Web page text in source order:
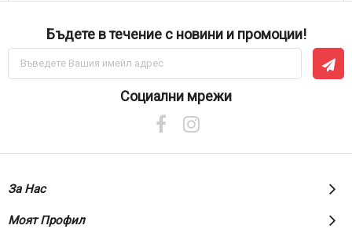
Бъдете в течение с новини и промоции!
Абонирай
за
Социални мрежи
За Нас
Моят Профил